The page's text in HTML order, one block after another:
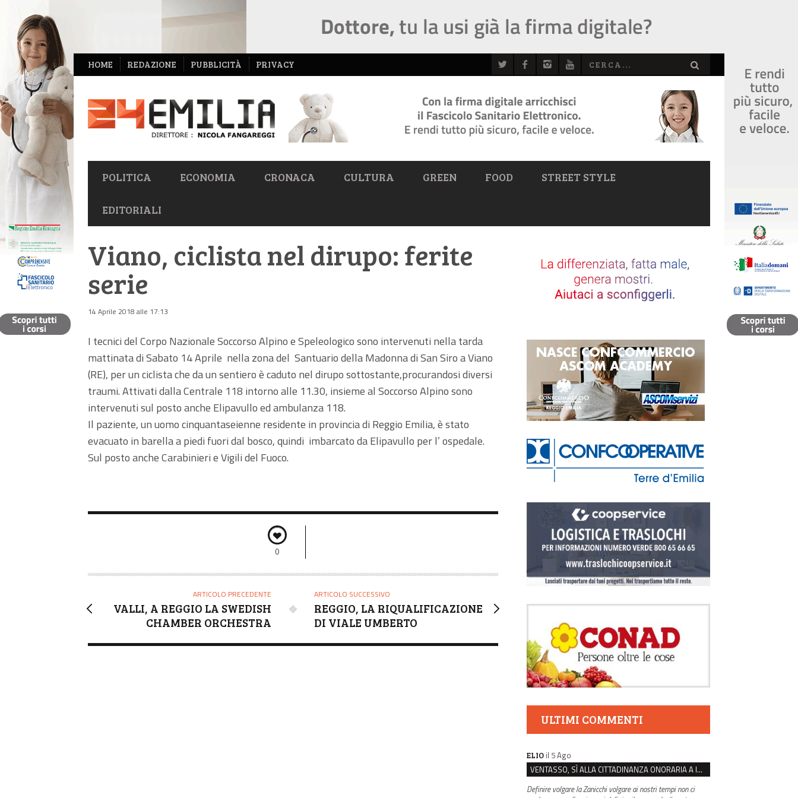
NAVIGAZIONE
SECONDARIA
HOME REDAZIONE PUBBLICITÀ PRIVACY
NAVIGAZIONE
PRIMARIA
POLITICA ECONOMIA CRONACA CULTURA GREEN FOOD STREET STYLE
EDITORIALI
Viano, ciclista nel dirupo: ferite
serie
14 Aprile 2018 alle 17:13
I tecnici del Corpo Nazionale Soccorso Alpino e Speleologico sono intervenuti nella tarda
mattinata di Sabato 14 Aprile nella zona del Santuario della Madonna di San Siro a Viano
(RE), per un ciclista che da un sentiero è caduto nel dirupo sottostante,procurandosi diversi
traumi. Attivati dalla Centrale 118 intorno alle 11.30, insieme al Soccorso Alpino sono
intervenuti sul posto anche Elipavullo ed ambulanza 118.
Il paziente, un uomo cinquantaseienne residente in provincia di Reggio Emilia, è stato
evacuato in barella a piedi fuori dal bosco, quindi imbarcato da Elipavullo per l’ ospedale.
Sul posto anche Carabinieri e Vigili del Fuoco.
0
ARTICOLO PRECEDENTE
VALLI, A REGGIO LA SWEDISH
CHAMBER ORCHESTRA
ARTICOLO SUCCESSIVO
REGGIO, LA RIQUALIFICAZIONE
DI VIALE UMBERTO
ULTIMI COMMENTI
ELIO il 5 Ago
VENTASSO, SÌ ALLA CITTADINANZA ONORARIA A IVA ZANICCHI. MA BARGIACCHI: “È DI PESSIMO GUSTO”
Definire volgare la Zanicchi volgare ai nostri tempi non ci